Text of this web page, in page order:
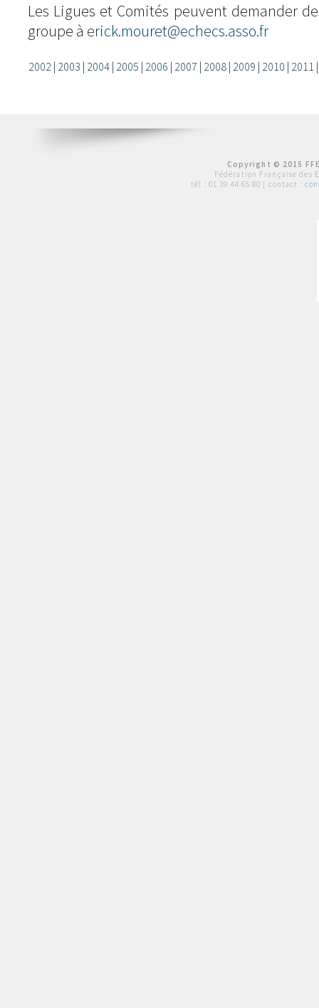
Les Ligues et Comités peuvent demander
groupe à erick.mouret@echecs.asso.fr
2002| 2003 | 2004| 2005 | 2006 | 2007 | 2008| 2009 | 2010 | 2011
Copyright © 2015
Fédération Française des
tél : 01 39 44 65 80 | contact :